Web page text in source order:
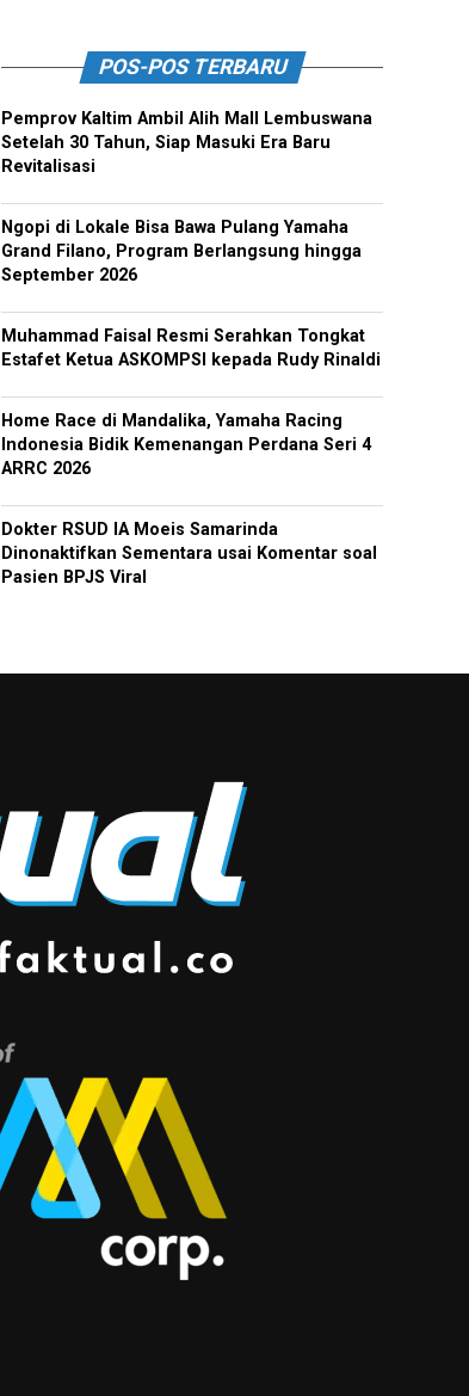
POS-POS TERBARU
Pemprov Kaltim Ambil Alih Mall Lembuswana
Setelah 30 Tahun, Siap Masuki Era Baru
Revitalisasi
Ngopi di Lokale Bisa Bawa Pulang Yamaha
Grand Filano, Program Berlangsung hingga
September 2026
Muhammad Faisal Resmi Serahkan Tongkat
Estafet Ketua ASKOMPSI kepada Rudy Rinaldi
Home Race di Mandalika, Yamaha Racing
Indonesia Bidik Kemenangan Perdana Seri 4
ARRC 2026
Dokter RSUD IA Moeis Samarinda
Dinonaktifkan Sementara usai Komentar soal
Pasien BPJS Viral